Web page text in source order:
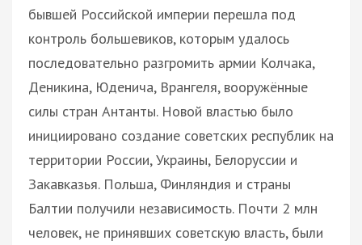
бывшей Российской империи перешла под
контроль большевиков, которым удалось
последовательно разгромить армии Колчака,
Деникина, Юденича, Врангеля, вооружённые
силы стран Антанты. Новой властью было
инициировано создание советских республик на
территории России, Украины, Белоруссии и
Закавказья. Польша, Финляндия и страны
Балтии получили независимость. Почти 2 млн
человек, не принявших советскую власть, были